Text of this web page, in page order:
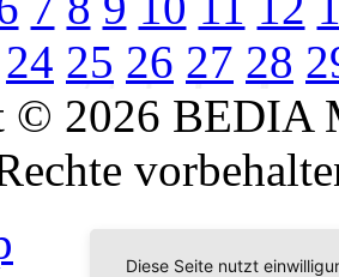
24 25 26 27 28
© 2026 BEDIA
Diese Seite nutzt